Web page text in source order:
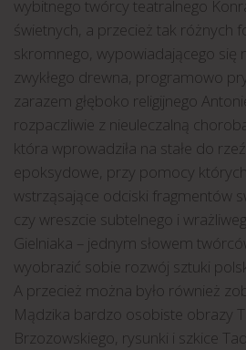
wybitnego twórcy teatralnego
świetnych, a przecież tak różnych
skromnego, wypowiadającego się
zwykłego drewna, programowo
zarazem głęboko religijnego
rozpaczliwie z nieuleczalną
która wprowadziła na stałe do
epoksydowe, przy pomocy
wstrząsające odciski fragmentów
czy wreszcie subtelnego i
Gielniaka – jednym słowem
wyobrazić sobie rozwój sztuki
A przecież można było również
Mądzika bardzo osobiste obrazy
Brzozowskiego, rysunki i szkice